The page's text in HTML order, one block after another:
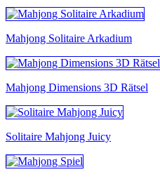
Mahjong Solitaire Arkadium
Mahjong Dimensions 3D Rätsel
Solitaire Mahjong Juicy